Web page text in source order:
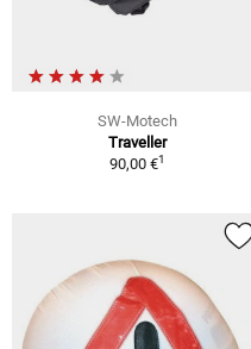
SW-Motech
Traveller
90,00 €1